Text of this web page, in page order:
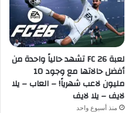
لعبة FC 26 تشهد حالياً واحدة من
أفضل حالاتها مع وجود 10
مليون لاعب شهرياً! – العاب – يلا
لايف – يلا لايف
منذ أسبوع واحد